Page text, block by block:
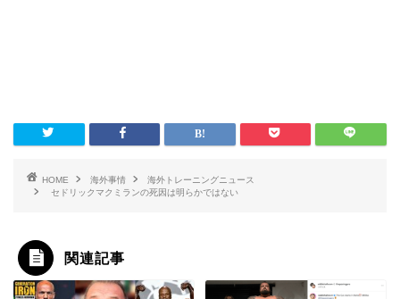
HOME 海外事情
海外トレーニングニュース
セドリックマクミランの死因は明らかではない
関連記事